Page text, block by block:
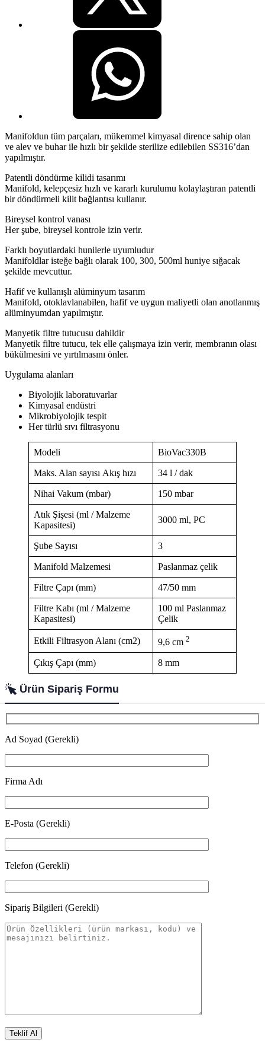
Manifoldun tüm parçaları, mükemmel kimyasal dirence sahip olan
ve alev ve buhar ile hızlı bir şekilde sterilize edilebilen SS316’dan
yapılmıştır.
Patentli döndürme kilidi tasarımı
Manifold, kelepçesiz hızlı ve kararlı kurulumu kolaylaştıran patentli
bir döndürmeli kilit bağlantısı kullanır.
Bireysel kontrol vanası
Her şube, bireysel kontrole izin verir.
Farklı boyutlardaki hunilerle uyumludur
Manifoldlar isteğe bağlı olarak 100, 300, 500ml huniye sığacak
şekilde mevcuttur.
Hafif ve kullanışlı alüminyum tasarım
Manifold, otoklavlanabilen, hafif ve uygun maliyetli olan anotlanmış
alüminyumdan yapılmıştır.
Manyetik filtre tutucusu dahildir
Manyetik filtre tutucu, tek elle çalışmaya izin verir, membranın olası
bükülmesini ve yırtılmasını önler.
Uygulama alanları
Biyolojik laboratuvarlar
Kimyasal endüstri
Mikrobiyolojik tespit
Her türlü sıvı filtrasyonu
Modeli BioVac330B
Maks. Alan sayısı Akış hızı 34 l / dak
Nihai Vakum (mbar) 150 mbar
Atık Şişesi (ml / Malzeme
Kapasitesi)
3000 ml, PC
Şube Sayısı 3
Manifold Malzemesi Paslanmaz çelik
Filtre Çapı (mm) 47/50 mm
Filtre Kabı (ml / Malzeme
Kapasitesi)
100 ml Paslanmaz
Çelik
Etkili Filtrasyon Alanı (cm2) 9,6 cm 2
Çıkış Çapı (mm) 8 mm
Ürün Sipariş Formu
Ad Soyad (Gerekli)
Firma Adı
E-Posta (Gerekli)
Telefon (Gerekli)
Sipariş Bilgileri (Gerekli)